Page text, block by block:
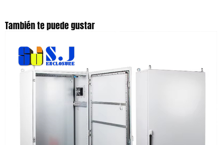
También te puede gustar